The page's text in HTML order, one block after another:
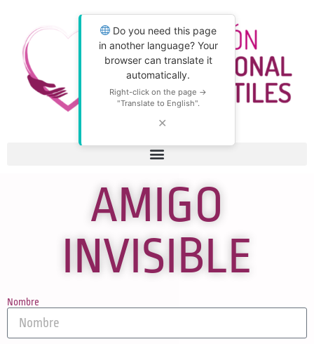
Do you need this page
in another language? Your
browser can translate it
automatically.
Right-click on the page →
"Translate to English".
✕
AMIGO
INVISIBLE
Nombre